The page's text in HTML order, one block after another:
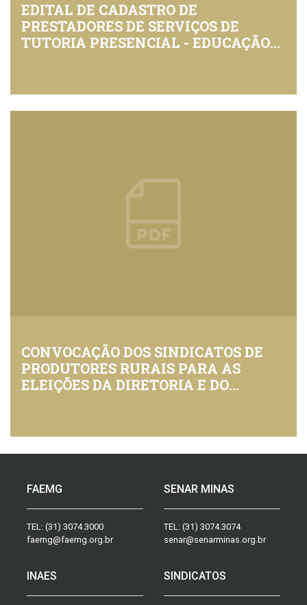
EDITAL DE CADASTRO DE
PRESTADORES DE SERVIÇOS DE
TUTORIA PRESENCIAL - EDUCAÇÃO
CONVOCAÇÃO DOS SINDICATOS DE
PRODUTORES RURAIS PARA AS
ELEIÇÕES DA DIRETORIA E DO
FAEMG
TEL: (31) 3074.3000
faemg@faemg.org.br
SENAR MINAS
TEL: (31) 3074.3074
senar@senarminas.org.br
INAES SINDICATOS